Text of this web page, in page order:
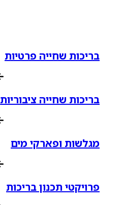
בריכות שחייה פרטיות
בריכות שחייה ציבוריות
מגלשות ופארקי מים
פרויקטי תכנון בריכות